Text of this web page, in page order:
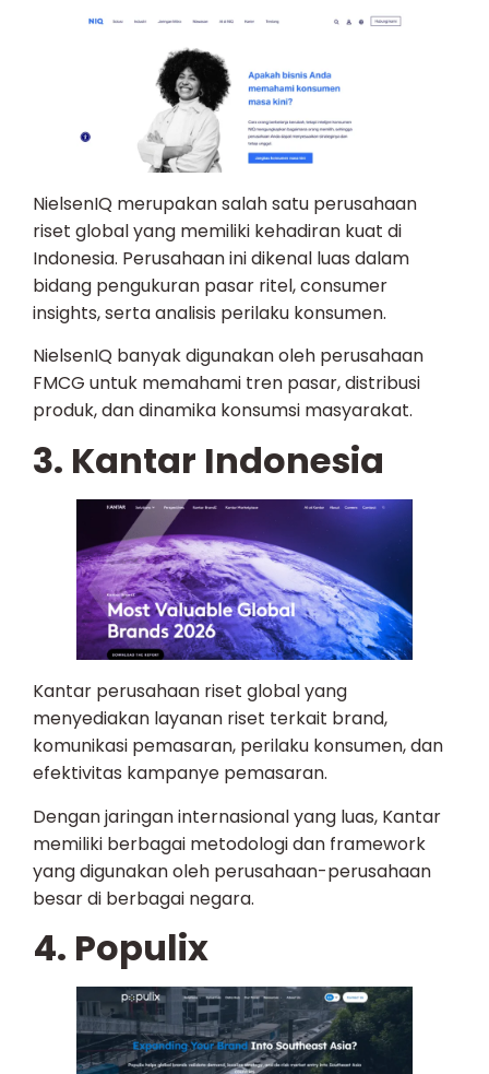
NielsenIQ merupakan salah satu perusahaan
riset global yang memiliki kehadiran kuat di
Indonesia. Perusahaan ini dikenal luas dalam
bidang pengukuran pasar ritel, consumer
insights, serta analisis perilaku konsumen.
NielsenIQ banyak digunakan oleh perusahaan
FMCG untuk memahami tren pasar, distribusi
produk, dan dinamika konsumsi masyarakat.
3. Kantar Indonesia
Kantar perusahaan riset global yang
menyediakan layanan riset terkait brand,
komunikasi pemasaran, perilaku konsumen, dan
efektivitas kampanye pemasaran.
Dengan jaringan internasional yang luas, Kantar
memiliki berbagai metodologi dan framework
yang digunakan oleh perusahaan-perusahaan
besar di berbagai negara.
4. Populix